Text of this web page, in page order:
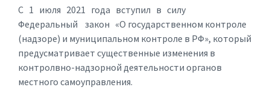
С 1 июля 2021 года вступил в силу
Федеральный закон «О государственном контроле
(надзоре) и муниципальном контроле в РФ», который
предусматривает существенные изменения в
контролвно-надзорной деятельности органов
местного самоуправления.